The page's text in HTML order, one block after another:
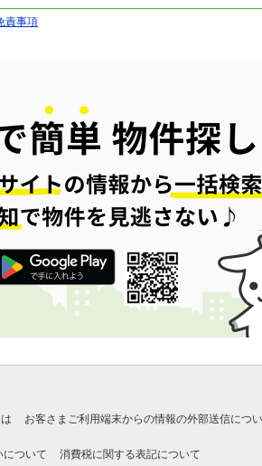
責事項
お客さまご利用端末からの情報の外部送信につ
について 消費税に関する表記について